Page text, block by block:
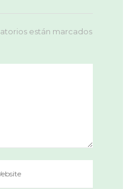
están marcados